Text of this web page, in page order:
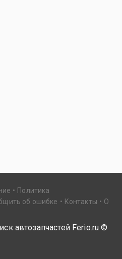
Политика
об ошибке Контакты
О
автозапчастей Ferio.ru ©